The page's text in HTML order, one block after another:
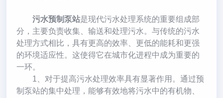
污水预制泵站是现代污水处理系统的重要组成部
分，主要负责收集、输送和处理污水。与传统的污水
处理方式相比，具有更高的效率、更低的能耗和更强
的环境适应性。这使得它在城市化进程中成为重要的
一环。
1、对于提高污水处理效率具有显著作用。通过预
制泵站的集中处理，能够有效地将污水中的有机物、